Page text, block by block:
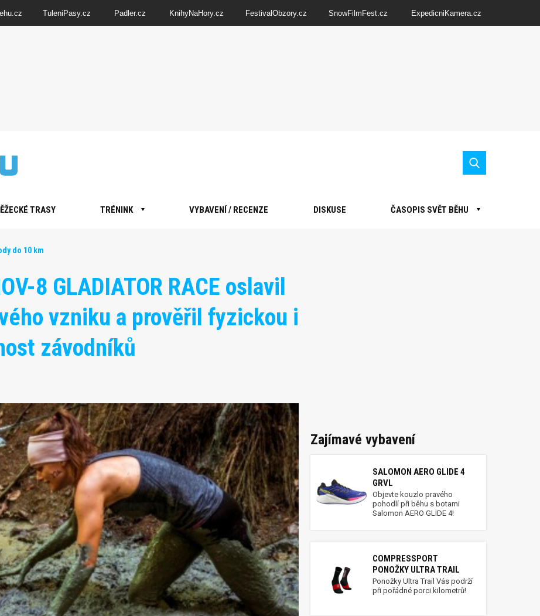
TuleniPasy.cz Padler.cz KnihyNaHory.cz FestivalObzory.cz SnowFilmFest.cz ExpedicniKamera.cz
TRASY TRÉNINK VYBAVENÍ / RECENZE DISKUSE ČASOPIS SVĚT BĚHU
do 10 km
8 GLADIATOR RACE oslavil
vzniku a prověřil fyzickou i
závodníků
Zajímavé vybavení
SALOMON AERO GLIDE 4
GRVL
Objevte kouzlo pravého
pohodlí při běhu s botami
Salomon AERO GLIDE 4!
COMPRESSPORT
PONOŽKY ULTRA TRAIL
Ponožky Ultra Trail Vás podrží
při pořádné porci kilometrů!